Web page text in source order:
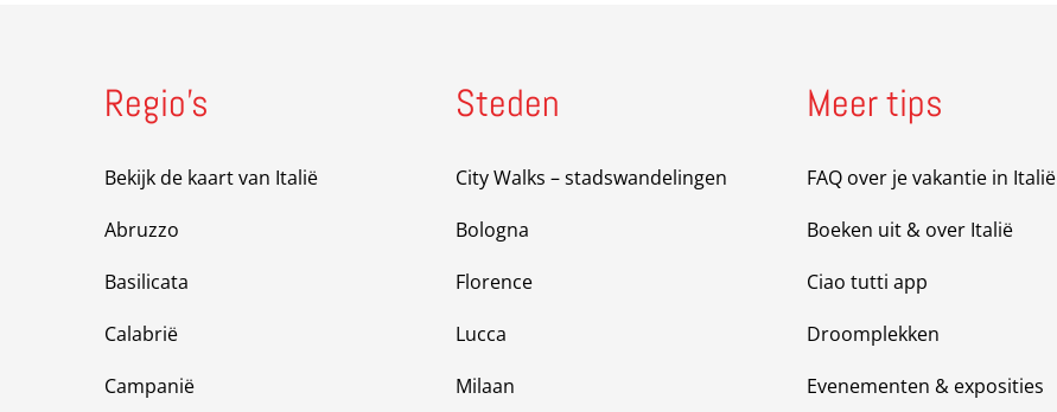
Regio’s
Bekijk de kaart van Italië
Abruzzo
Basilicata
Calabrië
Campanië
Steden
City Walks – stadswandelingen
Bologna
Florence
Lucca
Milaan
Meer tips
FAQ over je vakantie in Italië
Boeken uit & over Italië
Ciao tutti app
Droomplekken
Evenementen & exposities